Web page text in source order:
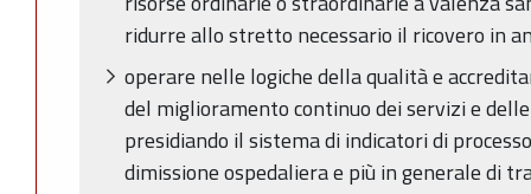
ridurre allo stretto necessario il ricovero in
operare nelle logiche della qualità e
del miglioramento continuo dei servizi e
presidiando il sistema di indicatori di
dimissione ospedaliera e più in generale di